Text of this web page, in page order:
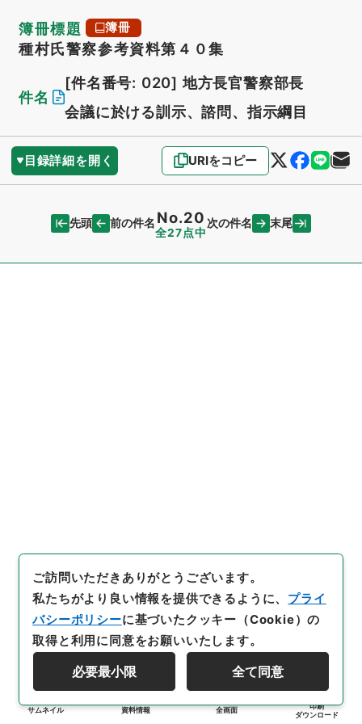
簿冊標題 簿冊
種村氏警察参考資料第４０集
件名
[件名番号: 020] 地方長官警察部長
会議に於ける訓示、諮問、指示綱目
目録詳細を開く URIをコピー
先頭 前の件名 No.20
全27点中
次の件名 末尾
サムネイル 資料情報 全画面
印刷
ダウンロード
ご訪問いただきありがとうございます。
私たちがより良い情報を提供できるように、 プライ
バシーポリシーに基づいたクッキー（Cookie）の
取得と利用に同意をお願いいたします。
必要最小限 全て同意